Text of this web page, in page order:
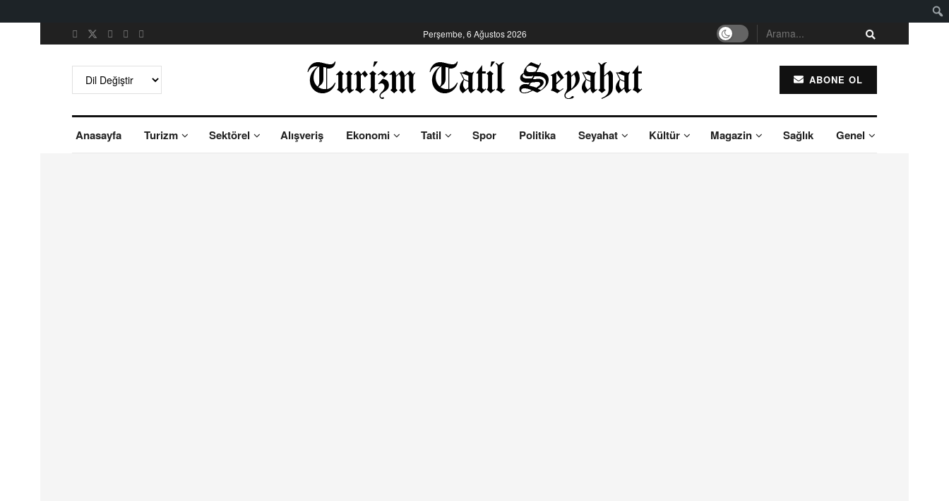
Perşembe, 6 Ağustos 2026
ABONE OL
Anasayfa Turizm Sektörel Alışveriş Ekonomi Tatil Spor Politika Seyahat Kültür Magazin Sağlık Genel